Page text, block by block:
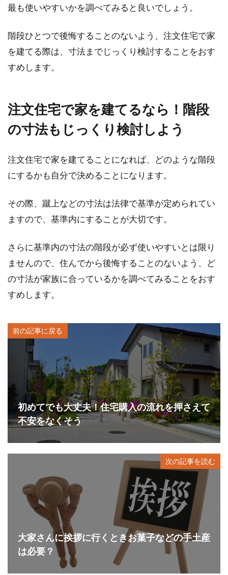
最も使いやすいかを調べてみると良いでしょう。
階段ひとつで後悔することのないよう、注文住宅で家
を建てる際は、寸法までじっくり検討することをおす
すめします。
注文住宅で家を建てるなら！階段
の寸法もじっくり検討しよう
注文住宅で家を建てることになれば、どのような階段
にするかも自分で決めることになります。
その際、蹴上などの寸法は法律で基準が定められてい
ますので、基準内にすることが大切です。
さらに基準内の寸法の階段が必ず使いやすいとは限り
ませんので、住んでから後悔することのないよう、ど
の寸法が家族に合っているかを調べてみることをおす
すめします。
前の記事に戻る
初めてでも大丈夫！住宅購入の流れを押さえて
不安をなくそう
次の記事を読む
大家さんに挨拶に行くときお菓子などの手土産
は必要？